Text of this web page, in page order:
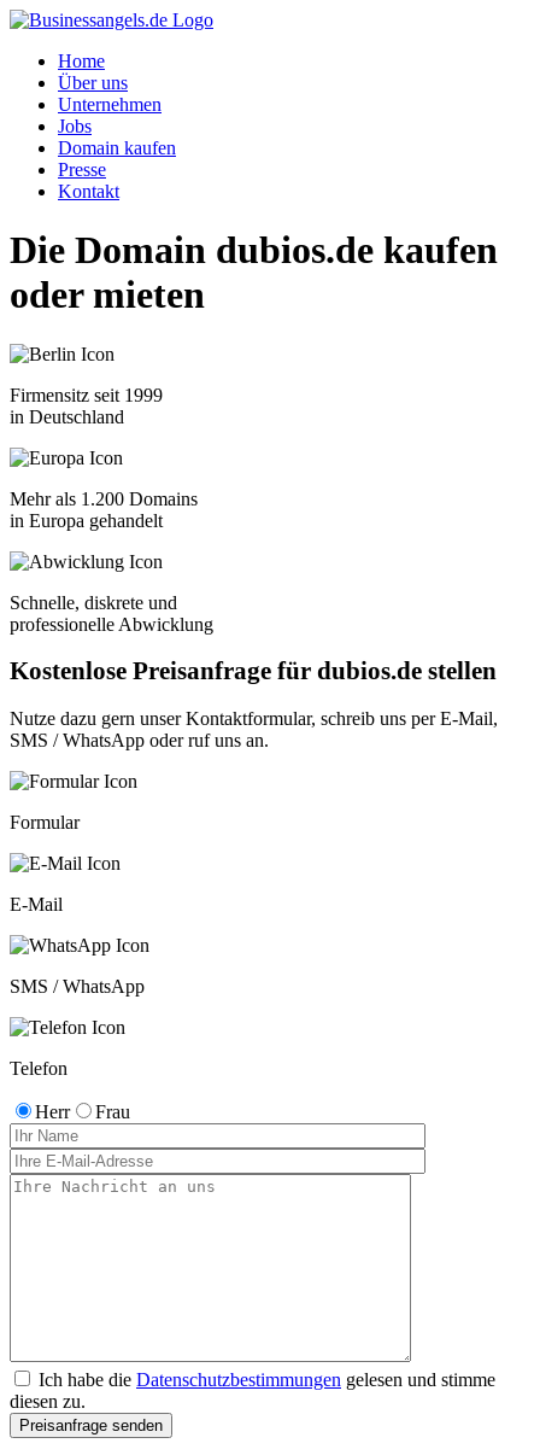
Home
Über uns
Unternehmen
Jobs
Domain kaufen
Presse
Kontakt
Die Domain dubios.de kaufen
oder mieten
Firmensitz seit 1999
in Deutschland
Mehr als 1.200 Domains
in Europa gehandelt
Schnelle, diskrete und
professionelle Abwicklung
Kostenlose Preisanfrage für dubios.de stellen
Nutze dazu gern unserKontaktformular, schreib uns perE-Mail,
SMS / WhatsApp oderruf uns an.
Formular
E-Mail
SMS / WhatsApp
Telefon
Herr Frau
Ich habe die Datenschutzbestimmungen gelesen und stimme
diesen zu.